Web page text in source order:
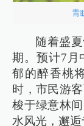
青
随着盛
期。预计7月
郁的醉香桃
时，市民游
梭于绿意林
水风光，邂逅